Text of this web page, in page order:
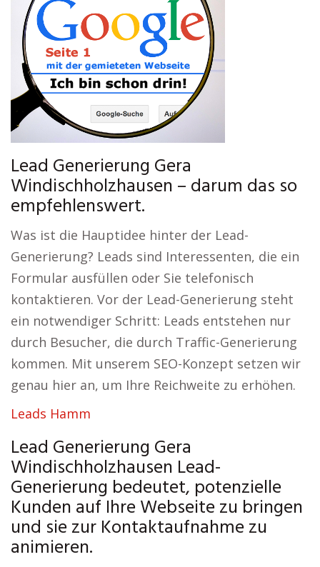
Lead Generierung Gera
Windischholzhausen – darum das so
empfehlenswert.
Was ist die Hauptidee hinter der Lead-
Generierung? Leads sind Interessenten, die ein
Formular ausfüllen oder Sie telefonisch
kontaktieren. Vor der Lead-Generierung steht
ein notwendiger Schritt: Leads entstehen nur
durch Besucher, die durch Traffic-Generierung
kommen. Mit unserem SEO-Konzept setzen wir
genau hier an, um Ihre Reichweite zu erhöhen.
Leads Hamm
Lead Generierung Gera
Windischholzhausen Lead-
Generierung bedeutet, potenzielle
Kunden auf Ihre Webseite zu bringen
und sie zur Kontaktaufnahme zu
animieren.